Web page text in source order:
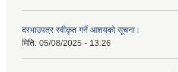
दरभाउपत्र स्वीकृत गर्ने आशयको सूचना।
मिति: 05/08/2025 - 13:26